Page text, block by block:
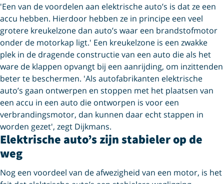
'Een van de voordelen aan elektrische auto’s is dat ze een
accu hebben. Hierdoor hebben ze in principe een veel
grotere kreukelzone dan auto’s waar een brandstofmotor
onder de motorkap ligt.' Een kreukelzone is een zwakke
plek in de dragende constructie van een auto die als het
ware de klappen opvangt bij een aanrijding, om inzittenden
beter te beschermen. 'Als autofabrikanten elektrische
auto’s gaan ontwerpen en stoppen met het plaatsen van
een accu in een auto die ontworpen is voor een
verbrandingsmotor, dan kunnen daar echt stappen in
worden gezet', zegt Dijkmans.
Elektrische auto’s zijn stabieler op de
weg
Nog een voordeel van de afwezigheid van een motor, is het